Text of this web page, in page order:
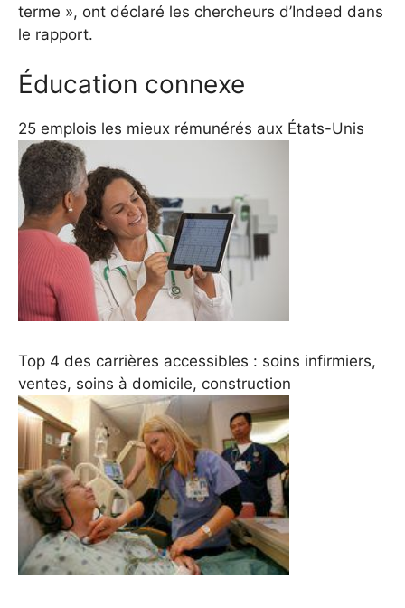
terme », ont déclaré les chercheurs d’Indeed dans
le rapport.
Éducation connexe
25 emplois les mieux rémunérés aux États-Unis
Top 4 des carrières accessibles : soins infirmiers,
ventes, soins à domicile, construction